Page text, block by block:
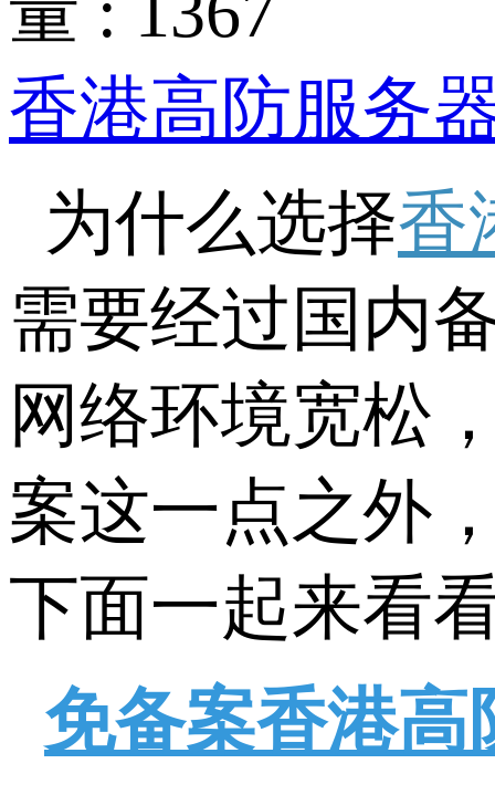
香港高防服务
为什么选择香
需要经过国内
网络环境宽松
案这一点之外
下面一起来看
免备案香港高